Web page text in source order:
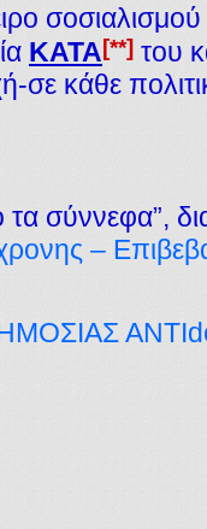
ΚΑΤΑ[**] του
σε κάθε
σύννεφα”,
–